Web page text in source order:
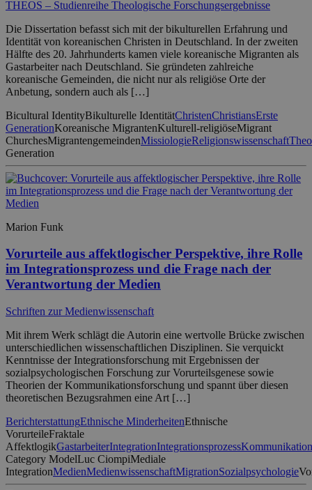
THEOS – Studienreihe Theologische Forschungsergebnisse
Die Dissertation befasst sich mit der bikulturellen Erfahrung und
Identität von koreanischen Christen in Deutschland. In der zweiten
Hälfte des 20. Jahrhunderts kamen viele koreanische Migranten als
Gastarbeiter nach Deutschland. Sie gründeten zahlreiche
koreanische Gemeinden, die nicht nur als religiöse Orte der
Anbetung, sondern auch als […]
Bicultural IdentityBikulturelle IdentitätChristenChristiansErste
GenerationKoreanische MigrantenKulturell-religiöseMigrant
ChurchesMigrantengemeindenMissiologieReligionswissenschaft
Generation
Marion Funk
Vorurteile aus affektlogischer Perspektive, ihre Rolle
im Integrationsprozess und die Frage nach der
Verantwortung der Medien
Schriften zur Medienwissenschaft
Mit ihrem Werk schlägt die Autorin eine wertvolle Brücke zwischen
unterschiedlichen wissenschaftlichen Disziplinen. Sie verquickt
Kenntnisse der Integrationsforschung mit Ergebnissen der
sozialpsychologischen Forschung zur Vorurteilsgenese sowie
Theorien der Kommunikationsforschung und spannt über diesen
theoretischen Bezugsrahmen eine Art […]
BerichterstattungEthnische MinderheitenEthnische
VorurteileFraktale
AffektlogikGastarbeiterIntegrationIntegrationsprozessKommunikation
Category ModelLuc CiompiMediale
IntegrationMedienMedienwissenschaftMigrationSozialpsychologie